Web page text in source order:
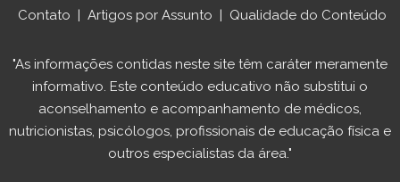
Contato
Artigos por Assunto Qualidade do Conteúdo
"As informações contidas neste site têm caráter meramente
informativo. Este conteúdo educativo não substitui o
aconselhamento e acompanhamento de médicos,
nutricionistas, psicólogos, profissionais de educação física e
outros especialistas da área."